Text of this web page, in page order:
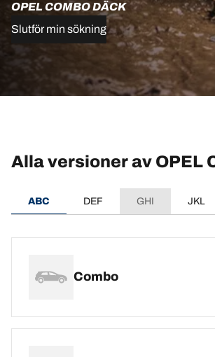
OPEL COMBO DÄCK
Slutför min sökning
Alla versioner av OPEL
ABC DEF GHI JKL
Combo